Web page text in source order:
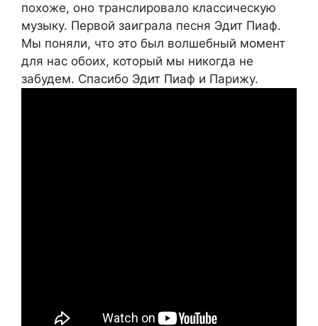
похоже, оно транслировало классическую
музыку. Первой заиграла песня Эдит Пиаф.
Мы поняли, что это был волшебный момент
для нас обоих, который мы никогда не
забудем. Спасибо Эдит Пиаф и Парижу.